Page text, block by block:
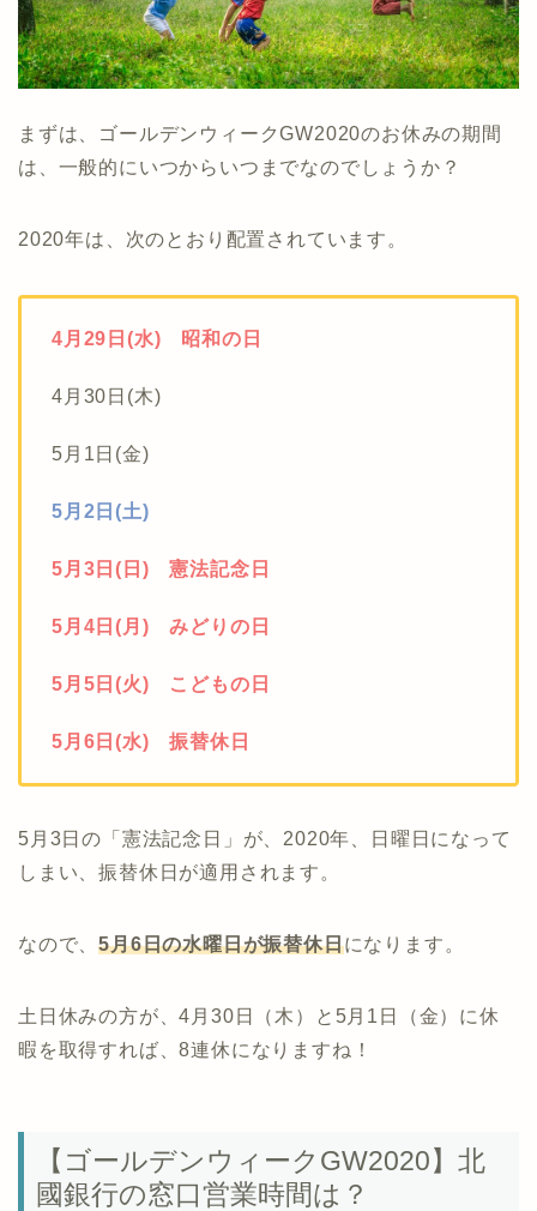
まずは、ゴールデンウィークGW2020のお休みの期間
は、一般的にいつからいつまでなのでしょうか？
2020年は、次のとおり配置されています。
4月29日(水) 昭和の日
4月30日(木)
5月1日(金)
5月2日(土)
5月3日(日) 憲法記念日
5月4日(月) みどりの日
5月5日(火) こどもの日
5月6日(水) 振替休日
5月3日の「憲法記念日」が、2020年、日曜日になって
しまい、振替休日が適用されます。
なので、5月6日の水曜日が振替休日になります。
土日休みの方が、4月30日（木）と5月1日（金）に休
暇を取得すれば、8連休になりますね！
【ゴールデンウィークGW2020】北
國銀行の窓口営業時間は？